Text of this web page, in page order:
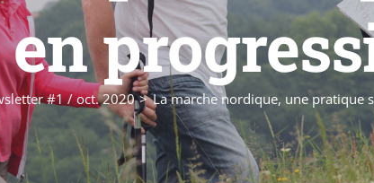
#1 / oct. 2020 La marche nordique, une pratique